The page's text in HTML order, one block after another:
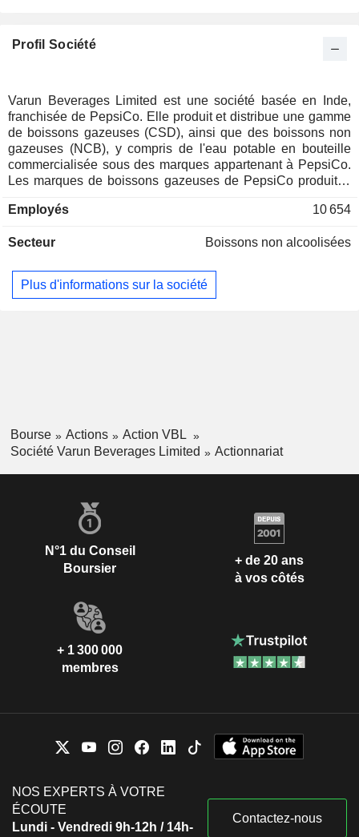
Profil Société
Varun Beverages Limited est une société basée en Inde,
franchisée de PepsiCo. Elle produit et distribue une gamme
de boissons gazeuses (CSD), ainsi que des boissons non
gazeuses (NCB), y compris de l'eau potable en bouteille
commercialisée sous des marques appartenant à PepsiCo.
Les marques de boissons gazeuses de PepsiCo produites
Black, Mountain Dew, Sting, Seven-Up, Mirinda Orange,
de boissons non gazeuses de PepsiCo qu’elle produit et
Tropicana (100 % et Delight), Seven-Up Nimbooz, Gatorade
ainsi que de l’eau potable en bouteille sous la marque
Employés 10 654
Secteur Boissons non alcoolisées
Plus d'informations sur la société
Bourse Actions
Action VBL
Société Varun Beverages Limited
Actionnariat
N°1 du Conseil
Boursier
+ de 20 ans
à vos côtés
+ 1 300 000
membres
NOS EXPERTS À VOTRE
ÉCOUTE
Lundi - Vendredi 9h-12h / 14h-
Contactez-nous